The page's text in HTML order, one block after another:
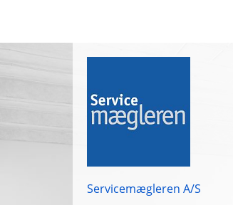
Servicemægleren A/S